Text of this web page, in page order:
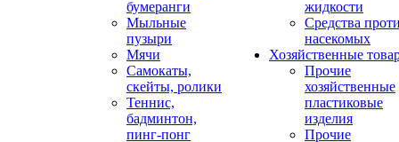
бумеранги
Мыльные
пузыри
Мячи
Самокаты,
скейты, ролики
Теннис,
бадминтон,
пинг-понг
жидкости
Средства
насекомых
Хозяйственные
Прочие
хозяйственные
пластиковые
изделия
Прочие